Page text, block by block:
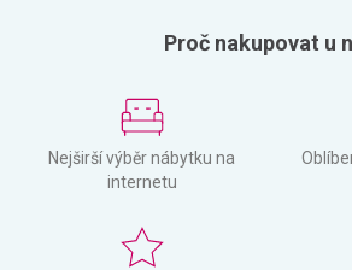
Proč nakupovat u
Nejširší výběr nábytku na
internetu